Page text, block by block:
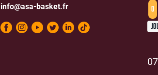
info@asa-basket.fr
0